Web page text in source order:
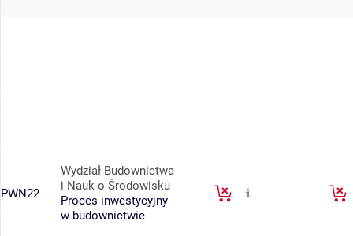
PWN22
Wydział Budownictwa
i Nauk o Środowisku
Proces inwestycyjny
w budownictwie